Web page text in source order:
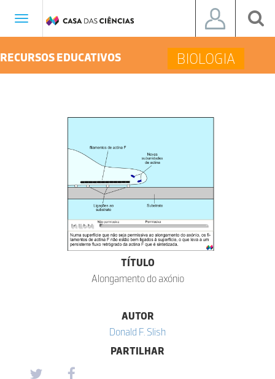
Toggle
RECURSOS EDUCATIVOS BIOLOGIA
TÍTULO
Alongamento do axónio
AUTOR
Donald F. Slish
PARTILHAR